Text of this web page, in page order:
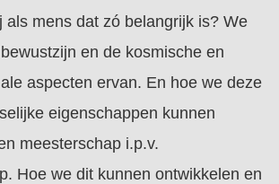
als mens dat zó belangrijk is? We
en de kosmische en
aspecten ervan. En hoe we deze
eigenschappen kunnen
meesterschap i.p.v.
Hoe we dit kunnen ontwikkelen en